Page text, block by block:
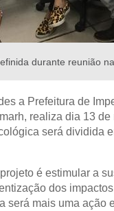
durante reunião
a Prefeitura de
realiza dia 13
será dividida
é estimular a
dos
será mais uma ação